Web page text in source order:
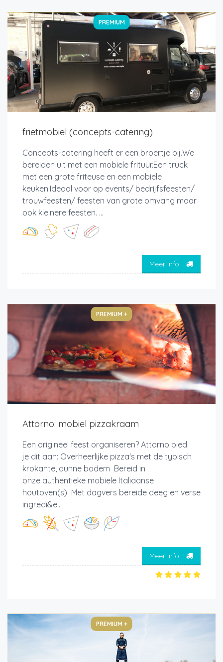
PREMIUM
frietmobiel (concepts-catering)
Concepts-catering heeft er een broertje bij.We
bereiden uit met een mobiele frituur.Een truck
met een grote friteuse en een mobiele
keuken.Ideaal voor op events/ bedrijfsfeesten/
trouwfeesten/ feesten van grote omvang maar
ook kleinere feesten. ...
Meer info
PREMIUM +
Attorno: mobiel pizzakraam
Een origineel feest organiseren? Attorno bied
je dit aan: Overheerlijke pizza's met de typisch
krokante, dunne bodem Bereid in
onze authentieke mobiele Italiaanse
houtoven(s) Met dagvers bereide deeg en verse
ingredi&e...
Meer info
PREMIUM +